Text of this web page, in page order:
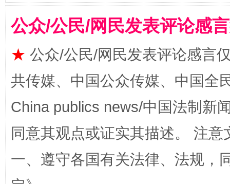
漫山遍野的桃花与雪山、麦地、白藏房 除
招工难、用工荒背后
公众/公民/网民发表评论感
★ 公众/公民/网民发表评论感言
共传媒、中国公众传媒、中国全
China publics news/中国法制新
同意其观点或证实其描述。 注
一、遵守各国有关法律、法规，